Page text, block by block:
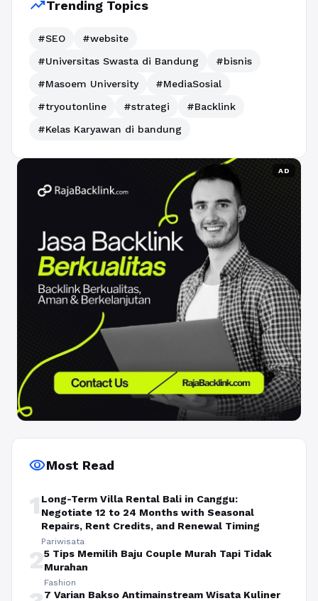
trending_upTrending Topics
#SEO
#website
#Universitas Swasta di Bandung
#bisnis
#Masoem University
#MediaSosial
#tryoutonline
#strategi
#Backlink
#Kelas Karyawan di bandung
AD
visibilityMost Read
1 Long-Term Villa Rental Bali in Canggu:
Negotiate 12 to 24 Months with Seasonal
Repairs, Rent Credits, and Renewal Timing
Pariwisata
25 Tips Memilih Baju Couple Murah Tapi Tidak
Murahan
Fashion
7 Varian Bakso Antimainstream Wisata Kuliner